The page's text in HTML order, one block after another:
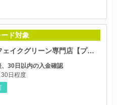
ド対象
枯れない高品質な造花・フェイクグリーン専門店【プリマオンライン】
30日以内の入金確認
30日程度